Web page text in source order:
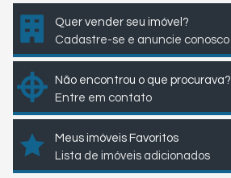
Quer vender seu imóvel?
Cadastre-se e anuncie conosco
Não encontrou o que procurava?
Entre em contato
Meus imóveis Favoritos
Lista de imóveis adicionados